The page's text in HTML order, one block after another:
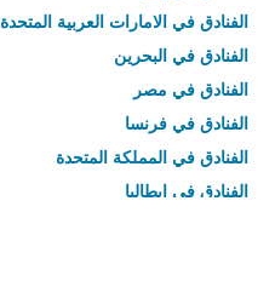
الفنادق في الامارات العربية المتحدة
الفنادق في البحرين
الفنادق في مصر
الفنادق في فرنسا
الفنادق في المملكة المتحدة
الفنادق في إيطاليا